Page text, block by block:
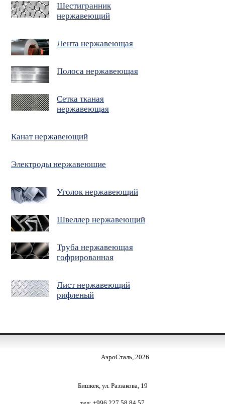
Шестигранник
нержавеющий
Лента нержавеющая
Полоса нержавеющая
Сетка тканая
нержавеющая
Канат нержавеющий
Электроды нержавеющие
Уголок нержавеющий
Швеллер нержавеющий
Труба нержавеющая
гофрированная
Лист нержавеющий
рифленый
АэроСталь, 2026
Бишкек, ул. Раззакова, 19